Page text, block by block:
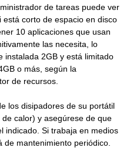
de tareas puede ver
corto de espacio en disco
10 aplicaciones que usan
las necesita, lo
instalada 2GB y está limitado
o más, según la
de recursos.
los disipadores de su portátil
calor) y asegúrese de que
indicado. Si trabaja en medios
mantenimiento periódico.